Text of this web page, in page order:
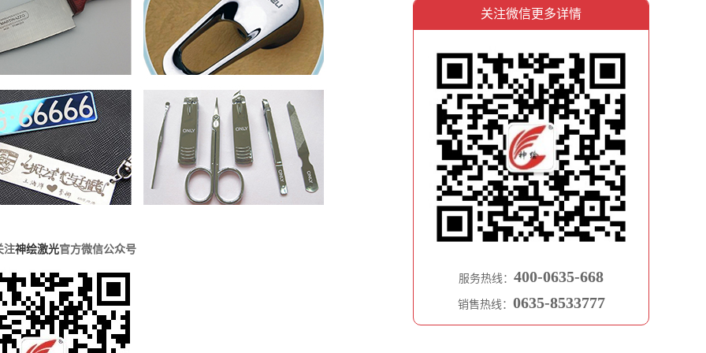
注神绘激光官方微信公众号
关注微信更多详情
服务热线： 400-0635-668
销售热线： 0635-8533777